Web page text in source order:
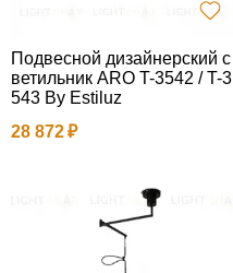
Подвесной дизайнерский с
ветильник ARO T-3542 / T-3
543 By Estiluz
28 872